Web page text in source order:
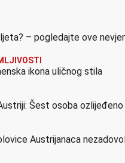
– pogledajte ove
ikona uličnog stila
Šest osoba
Austrijanaca